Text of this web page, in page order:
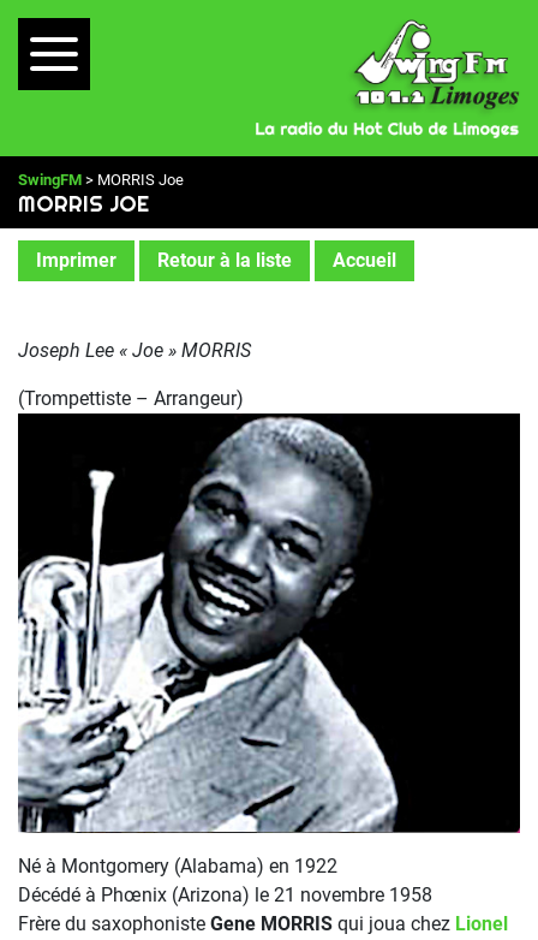
SwingFM > MORRIS Joe
MORRIS JOE
Imprimer Retour à la liste Accueil
Joseph Lee « Joe » MORRIS
(Trompettiste – Arrangeur)
Né à Montgomery (Alabama) en 1922
Décédé à Phœnix (Arizona) le 21 novembre 1958
Frère du saxophoniste Gene MORRIS qui joua chez Lionel